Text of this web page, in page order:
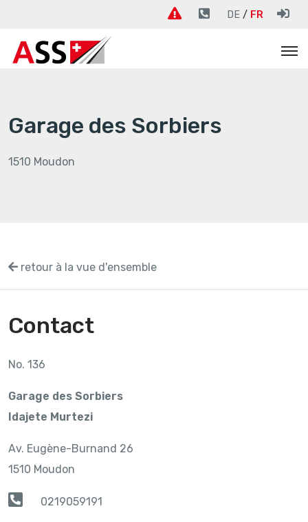
DE FR
Garage des Sorbiers
1510 Moudon
retour à la vue d'ensemble
Contact
No. 136
Garage des Sorbiers
Idajete Murtezi
Av. Eugène-Burnand 26
1510 Moudon
0219059191